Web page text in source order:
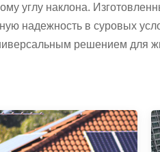
углу наклона.
надежность в суровых
решением для